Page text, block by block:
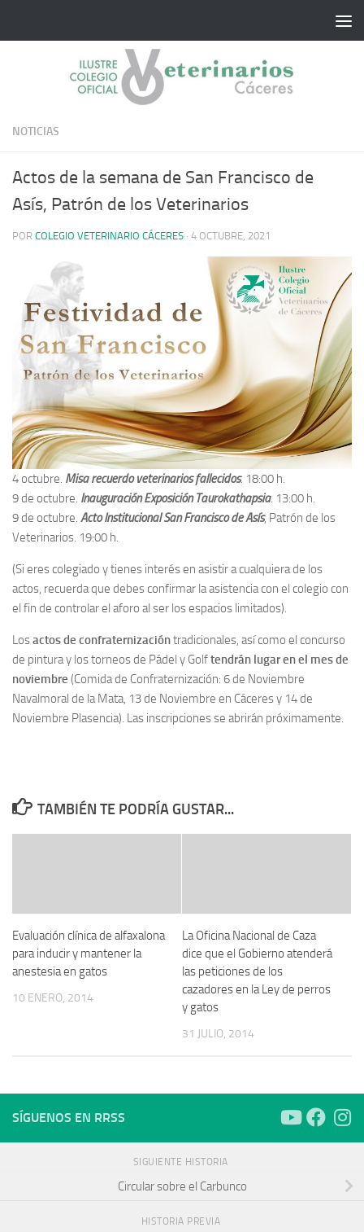
NOTICIAS
Actos de la semana de San Francisco de
Asís, Patrón de los Veterinarios
POR COLEGIO VETERINARIO CÁCERES · 4 OCTUBRE, 2021
4 octubre. Misa recuerdo veterinarios fallecidos. 18:00 h.
9 de octubre. Inauguración Exposición Taurokathapsia. 13:00 h.
9 de octubre. Acto Institucional San Francisco de Asís, Patrón de los
Veterinarios. 19:00 h.
(Si eres colegiado y tienes interés en asistir a cualquiera de los
actos, recuerda que debes confirmar la asistencia con el colegio con
el fin de controlar el aforo al ser los espacios limitados).
Losactos de confraternizacióntradicionales, así como el concurso
de pintura y los torneos de Pádel y Golftendrán lugar en el mes de
noviembre (Comida de Confraternización: 6 de Noviembre
Navalmoral de la Mata, 13 de Noviembre en Cáceres y 14 de
Noviembre Plasencia). Las inscripciones se abrirán próximamente.
TAMBIÉN TE PODRÍA GUSTAR...
Evaluación clínica de alfaxalona
para inducir y mantener la
anestesia en gatos
10 ENERO, 2014
La Oficina Nacional de Caza
dice que el Gobierno atenderá
las peticiones de los
cazadores en la Ley de perros
y gatos
31 JULIO, 2014
SÍGUENOS EN RRSS
SIGUIENTE HISTORIA
Circular sobre el Carbunco
HISTORIA PREVIA